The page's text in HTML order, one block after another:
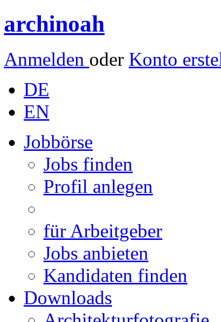
archinoah
Anmelden oder Konto
DE
EN
Jobbörse
Jobs finden
Profil anlegen
für Arbeitgeber
Jobs anbieten
Kandidaten finden
Downloads